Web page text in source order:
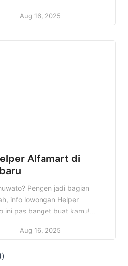
berkembang bersama
Aug 16, 2025
Alfamart di
Pengen jadi bagian
info lowongan Helper
ini pas banget buat kamu!
di Indonesia. Jangan
tahu tentang lowongan
Aug 16, 2025